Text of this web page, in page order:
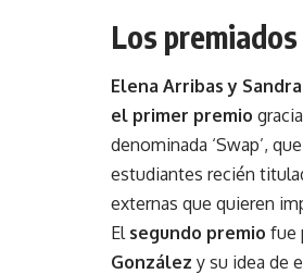
Los premiados
Elena Arribas y
el primer premio
denominada ‘Swap’,
estudiantes recién
externas que quieren
El segundo premio fue
González y su idea de